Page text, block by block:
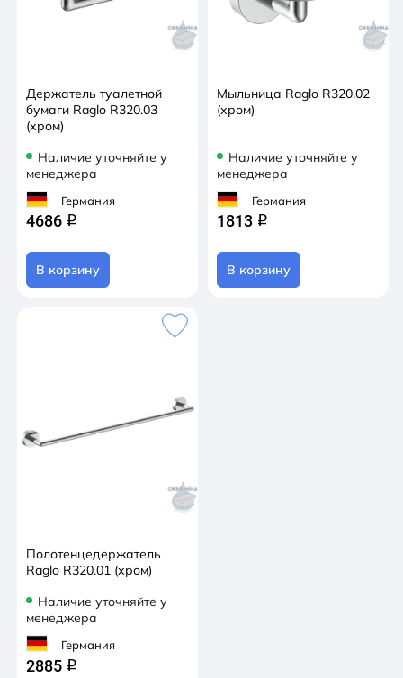
Держатель туалетной
бумаги Raglo R320.03
(хром)
Наличие уточняйте у
менеджера
Германия
4686 q
В корзину
Мыльница Raglo R320.02
(хром)
Наличие уточняйте у
менеджера
Германия
1813 q
В корзину
Полотенцедержатель
Raglo R320.01 (хром)
Наличие уточняйте у
менеджера
Германия
2885 q